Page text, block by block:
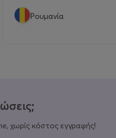
Ρουμανία
χωρίς κόστος εγγραφής!